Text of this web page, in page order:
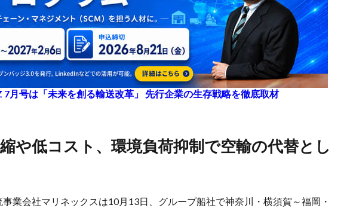
7月号は「未来を創る輸送改革」 先行企業の生存戦略を徹底取材
業会社マリネックスは10月13日、グループ船社で神奈川・横須賀～福岡・